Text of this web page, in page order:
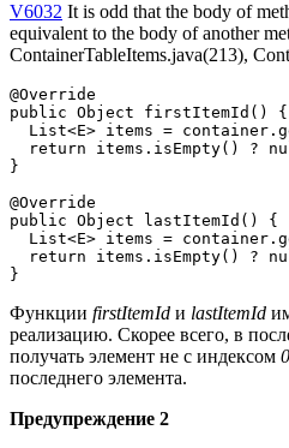
V6032 It is odd that the body of
equivalent to the body of another
ContainerTableItems.java(213),
@Override
public Object firstItemId() {
List<E> items =
return items.isEmpty() ?
}
@Override
public Object lastItemId() {
List<E> items =
return items.isEmpty() ?
}
Функции firstItemId и lastItemId
реализацию. Скорее всего, в
получать элемент не с индексом 0
последнего элемента.
Предупреждение 2